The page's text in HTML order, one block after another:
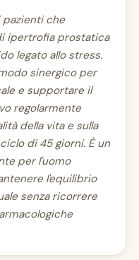
pazienti che
ipertrofia prostatica
legato allo stress.
sinergico per
e supportare il
regolarmente
della vita e sulla
di 45 giorni. È un
per l'uomo
l'equilibrio
senza ricorrere